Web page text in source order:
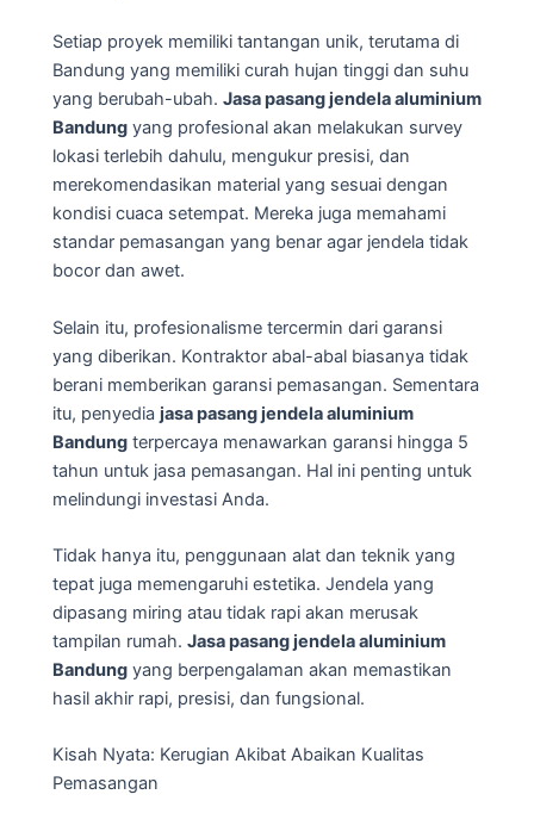
Setiap proyek memiliki tantangan unik, terutama di
Bandung yang memiliki curah hujan tinggi dan suhu
yang berubah-ubah. Jasa pasang jendela aluminium
Bandung yang profesional akan melakukan survey
lokasi terlebih dahulu, mengukur presisi, dan
merekomendasikan material yang sesuai dengan
kondisi cuaca setempat. Mereka juga memahami
standar pemasangan yang benar agar jendela tidak
bocor dan awet.
Selain itu, profesionalisme tercermin dari garansi
yang diberikan. Kontraktor abal-abal biasanya tidak
berani memberikan garansi pemasangan. Sementara
itu, penyedia jasa pasang jendela aluminium
Bandung terpercaya menawarkan garansi hingga 5
tahun untuk jasa pemasangan. Hal ini penting untuk
melindungi investasi Anda.
Tidak hanya itu, penggunaan alat dan teknik yang
tepat juga memengaruhi estetika. Jendela yang
dipasang miring atau tidak rapi akan merusak
tampilan rumah. Jasa pasang jendela aluminium
Bandung yang berpengalaman akan memastikan
hasil akhir rapi, presisi, dan fungsional.
Kisah Nyata: Kerugian Akibat Abaikan Kualitas
Pemasangan